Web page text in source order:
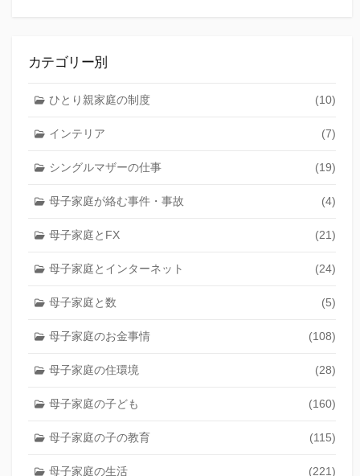
カテゴリー別
ひとり親家庭の制度 (10)
インテリア (7)
シングルマザーの仕事 (19)
母子家庭が絡む事件・事故 (4)
母子家庭とFX (21)
母子家庭とインターネット (24)
母子家庭と数 (5)
母子家庭のお金事情 (108)
母子家庭の住環境 (28)
母子家庭の子ども (160)
母子家庭の子の教育 (115)
母子家庭の生活 (221)